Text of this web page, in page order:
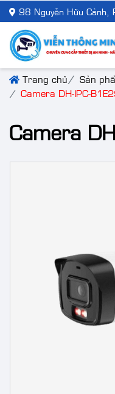
98 Nguyễn Hữu Cảnh,
Trang chủ Sản
Camera DH-IPC-
Camera